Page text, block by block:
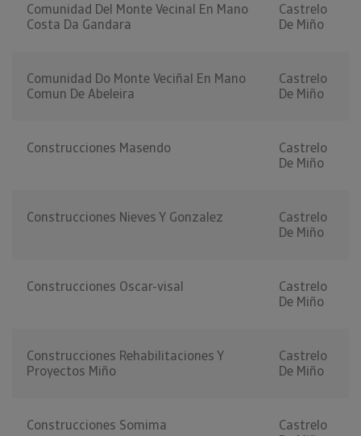
Comunidad Del Monte Vecinal En Mano
Costa Da Gandara
Castrelo
De Miño
Comunidad Do Monte Veciñal En Mano
Comun De Abeleira
Castrelo
De Miño
Construcciones Masendo
Castrelo
De Miño
Construcciones Nieves Y Gonzalez
Castrelo
De Miño
Construcciones Oscar-visal
Castrelo
De Miño
Construcciones Rehabilitaciones Y
Proyectos Miño
Castrelo
De Miño
Construcciones Somima
Castrelo